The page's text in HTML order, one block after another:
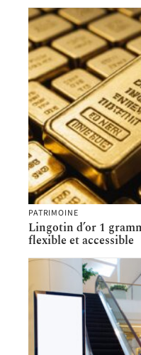
PATRIMOINE
Lingotin d’or 1
flexible et accessible